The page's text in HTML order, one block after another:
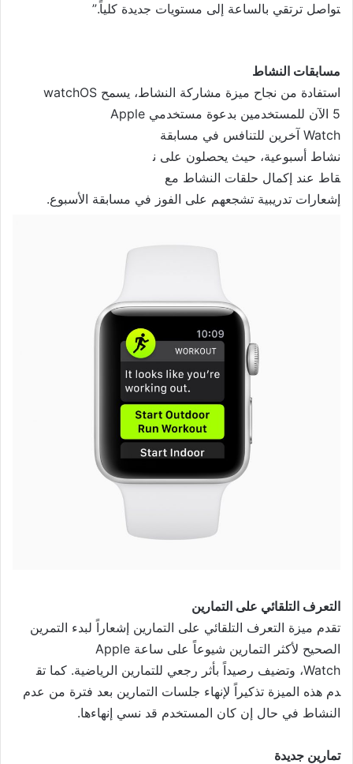
تواصل ترتقي بالساعة إلى مستويات جديدة كلياً.”
مسابقات النشاط
استفادة من نجاح ميزة مشاركة النشاط، يسمح watchOS
5 الآن للمستخدمين بدعوة مستخدم
ي Apple
Watch آخرين للتنافس في مسابقة
نشاط أسبوعية، حيث يحصلون على ن
قاط عند إكمال حلقات النشاط مع
إشعارات تدريبية تشجعهم على الفوز في مسابقة الأسبوع.
التعرف التلقائي على التمارين
تقدم ميزة التعرف التلقائي على التمارين إشعاراً لبدء التمرين
الصحيح لأكثر التمارين شيوعاً على ساعة Apple
Watch، وتضيف رصيداً بأثر رجعي للتمارين الرياضية. كما تق
دم هذه الميزة تذكيراً لإنهاء جلسات التمارين بعد فترة من عدم
النشاط في حال إن كان المستخدم قد نسي إنهاءها.
تمارين جديدة